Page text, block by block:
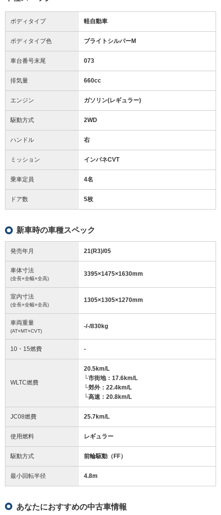
ボディタイプ 軽自動車
ボディタイプ色 ブライトシルバーM
車台番号末尾 073
排気量 660cc
エンジン ガソリン(レギュラー)
駆動方式 2WD
ハンドル 右
ミッション インパネCVT
乗車定員 4名
ドア数 5枚
新車時の車種スペック
発売年月 21(R3)/05
車体寸法
(全長×全幅×全高)
3395×1475×1630mm
室内寸法
(全長×全幅×全高)
1305×1305×1270mm
車両重量
(AT×MT×CVT)
-/-/830kg
10・15燃費 -
WLTC燃費
20.5km/L
└市街地：17.6km/L
└郊外：22.4km/L
└高速：20.8km/L
JC08燃費 25.7km/L
使用燃料 レギュラー
駆動方式 前輪駆動（FF）
最小回転半径 4.8m
あなたにおすすめの中古車情報